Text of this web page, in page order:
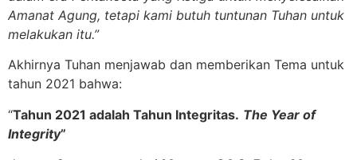
Amanat Agung, tetapi kami butuh tuntunan Tuhan untuk
melakukan itu.”
Akhirnya Tuhan menjawab dan memberikan Tema untuk
tahun 2021 bahwa:
“Tahun 2021 adalah Tahun Integritas. The Year of
Integrity”